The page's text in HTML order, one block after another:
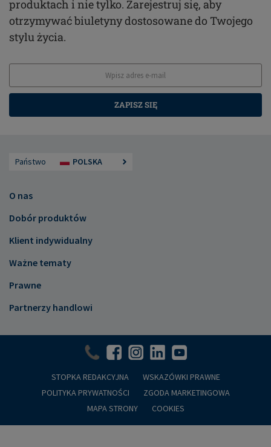
produktach i nie tylko. Zarejestruj się, aby
otrzymywać biuletyny dostosowane do Twojego
stylu życia.
ZAPISZ SIĘ
Państwo POLSKA
O nas
Dobór produktów
Klient indywidualny
Ważne tematy
Prawne
Partnerzy handlowi
STOPKA REDAKCYJNA
WSKAZÓWKI PRAWNE
POLITYKA PRYWATNOŚCI
ZGODA MARKETINGOWA
MAPA STRONY
COOKIES